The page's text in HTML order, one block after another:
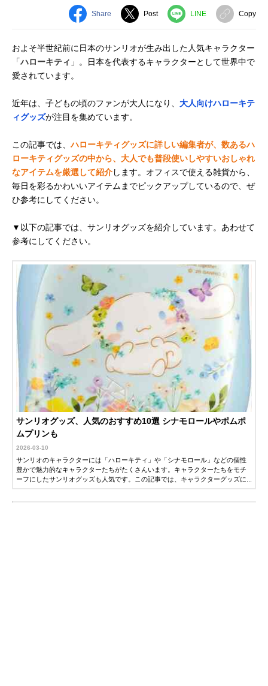
Share Post LINE Copy
およそ半世紀前に日本のサンリオが生み出した人気キャラクター
「ハローキティ 」。日本を代表するキャラクターとして世界中で
愛されています。
近年は、子どもの頃のファンが大人になり、 大人向けハローキテ
ィグッズが注目を集めています。
この記事では、ハローキティグッズに詳しい編集者が、数あるハ
ローキティグッズの中から、大人でも普段使いしやすいおしゃれ
なアイテムを厳選して紹介します。オフィスで使える雑貨から、
毎日を彩るかわいいアイテムまでピックアップしているので、ぜ
ひ参考にしてください。
▼以下の記事では、サンリオグッズを紹介しています。あわせて
参考にしてください。
サンリオグッズ、人気のおすすめ10選 シナモロールやポムポ
ムプリンも
2026-03-10
サンリオのキャラクターには「ハローキティ」や「シナモロール」などの個性
豊かで魅力的なキャラクターたちがたくさんいます。キャラクターたちをモチ
ーフにしたサンリオグッズも人気です。この記事では、キャラクターグッズに